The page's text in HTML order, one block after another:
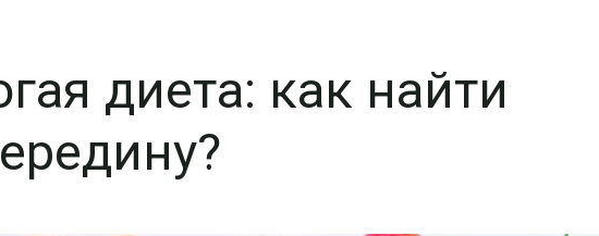
диета: как найти